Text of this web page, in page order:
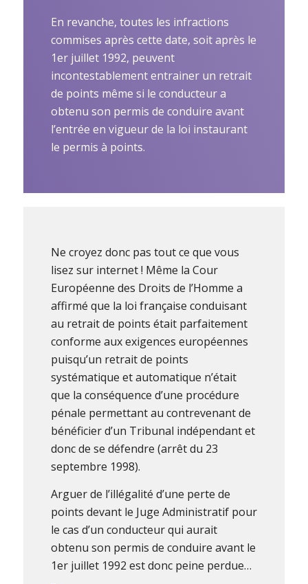
En revanche, toutes les infractions
commises après cette date, soit après le
1er juillet 1992, peuvent
incontestablement entrainer un retrait
de points même si le conducteur a
obtenu son permis de conduire avant
l’entrée en vigueur de la loi instaurant
le permis à points.
Ne croyez donc pas tout ce que vous
lisez sur internet ! Même la Cour
Européenne des Droits de l’Homme a
affirmé que la loi française conduisant
au retrait de points était parfaitement
conforme aux exigences européennes
puisqu’un retrait de points
systématique et automatique n’était
que la conséquence d’une procédure
pénale permettant au contrevenant de
bénéficier d’un Tribunal indépendant et
donc de se défendre (arrêt du 23
septembre 1998).
Arguer de l’illégalité d’une perte de
points devant le Juge Administratif pour
le cas d’un conducteur qui aurait
obtenu son permis de conduire avant le
1er juillet 1992 est donc peine perdue…